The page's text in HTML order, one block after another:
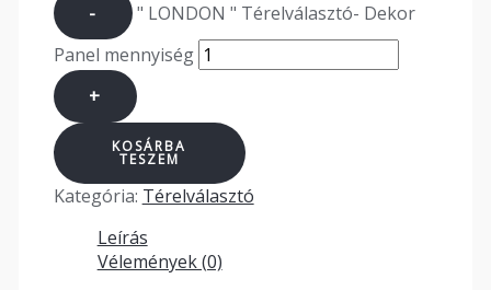
-
" LONDON " Térelválasztó- Dekor
Panel mennyiség
+
KOSÁRBA
TESZEM
Kategória: Térelválasztó
Leírás
Vélemények (0)